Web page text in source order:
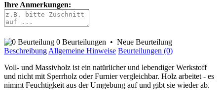
Ihre Anmerkungen:
0 Beurteilungen • Neue Beurteilung
Beschreibung Allgemeine Hinweise Beurteilungen (0)
Voll- und Massivholz ist ein natürlicher und lebendiger Werkstoff
und nicht mit Sperrholz oder Furnier vergleichbar. Holz arbeitet - es
nimmt Feuchtigkeit aus der Umgebung auf und gibt sie wieder ab.